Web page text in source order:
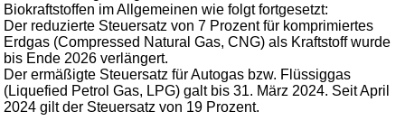
Biokraftstoffen im Allgemeinen wie folgt fortgesetzt:
Der reduzierte Steuersatz von 7 Prozent für komprimiertes
Erdgas (Compressed Natural Gas, CNG) als Kraftstoff wurde
bis Ende 2026 verlängert.
Der ermäßigte Steuersatz für Autogas bzw. Flüssiggas
(Liquefied Petrol Gas, LPG) galt bis 31. März 2024. Seit April
2024 gilt der Steuersatz von 19 Prozent.